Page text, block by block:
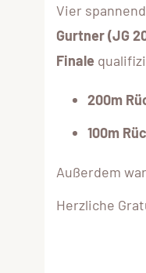
Vier
Gurtner (JG
Finale
200m
100m
Außerdem
Herzliche